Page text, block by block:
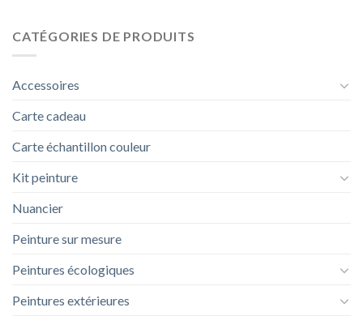
CATÉGORIES DE PRODUITS
Accessoires
Carte cadeau
Carte échantillon couleur
Kit peinture
Nuancier
Peinture sur mesure
Peintures écologiques
Peintures extérieures